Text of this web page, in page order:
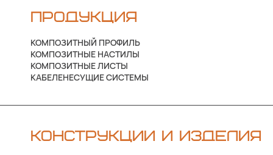
ПРОДУКЦИЯ
КОМПОЗИТНЫЙ ПРОФИЛЬ
КОМПОЗИТНЫЕ НАСТИЛЫ
КОМПОЗИТНЫЕ ЛИСТЫ
КАБЕЛЕНЕСУЩИЕ СИСТЕМЫ
КОНСТРУКЦИИ И ИЗДЕЛИЯ